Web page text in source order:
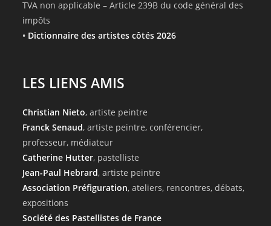
TVA non applicable – Article 239B du code général des
impôts
• Dictionnaire des artistes côtés 2026
LES LIENS AMIS
Christian Nieto, artiste peintre
Franck Senaud, artiste peintre, conférencier,
professeur, médiateur
Catherine Hutter, pastelliste
Jean-Paul Hebrard, artiste peintre
Association Préfiguration, ateliers, rencontres, débats,
expositions
Société des Pastellistes de France